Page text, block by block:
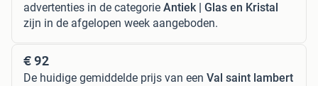
advertenties in de categorie Antiek | Glas en Kristal
zijn in de afgelopen week aangeboden.
€ 92
De huidige gemiddelde prijs van een Val saint lambert